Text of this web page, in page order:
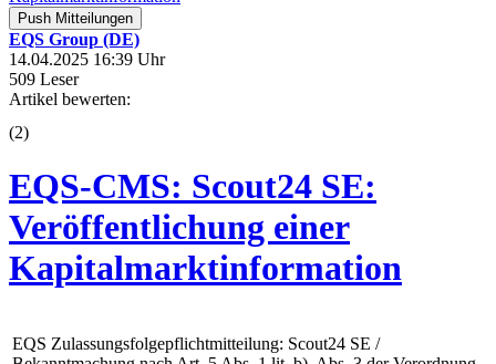
Push Mitteilungen
EQS Group (DE)
14.04.2025 16:39 Uhr
509 Leser
Artikel bewerten:
(2)
EQS-CMS: Scout24 SE:
Veröffentlichung einer
Kapitalmarktinformation
EQS Zulassungsfolgepflichtmitteilung: Scout24 SE /